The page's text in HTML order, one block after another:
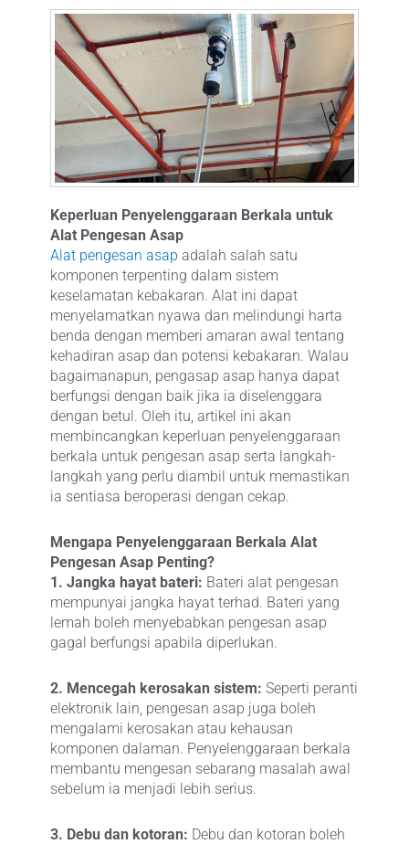
Keperluan Penyelenggaraan Berkala untuk
Alat Pengesan Asap
Alat pengesan asap adalah salah satu
komponen terpenting dalam sistem
keselamatan kebakaran. Alat ini dapat
menyelamatkan nyawa dan melindungi harta
benda dengan memberi amaran awal tentang
kehadiran asap dan potensi kebakaran. Walau
bagaimanapun, pengasap asap hanya dapat
berfungsi dengan baik jika ia diselenggara
dengan betul. Oleh itu, artikel ini akan
membincangkan keperluan penyelenggaraan
berkala untuk pengesan asap serta langkah-
langkah yang perlu diambil untuk memastikan
ia sentiasa beroperasi dengan cekap.
Mengapa Penyelenggaraan Berkala Alat
Pengesan Asap Penting?
1. Jangka hayat bateri: Bateri alat pengesan
mempunyai jangka hayat terhad. Bateri yang
lemah boleh menyebabkan pengesan asap
gagal berfungsi apabila diperlukan.
2. Mencegah kerosakan sistem: Seperti peranti
elektronik lain, pengesan asap juga boleh
mengalami kerosakan atau kehausan
komponen dalaman. Penyelenggaraan berkala
membantu mengesan sebarang masalah awal
sebelum ia menjadi lebih serius.
3. Debu dan kotoran: Debu dan kotoran boleh